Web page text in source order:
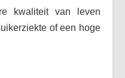
kwaliteit van leven
of een hoge